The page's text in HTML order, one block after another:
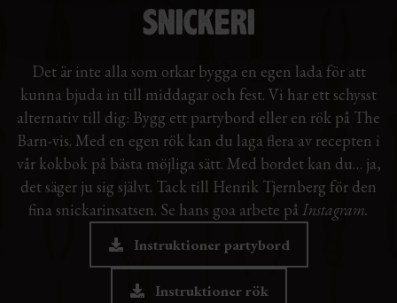
SNICKERI
Det är inte alla som orkar bygga en egen lada för att
kunna bjuda in till middagar och fest. Vi har ett schysst
alternativ till dig: Bygg ett partybord eller en rök på The
Barn-vis. Med en egen rök kan du laga flera av recepten i
vår kokbok på bästa möjliga sätt. Med bordet kan du… ja,
det säger ju sig självt. Tack till Henrik Tjernberg för den
fina snickarinsatsen. Se hans goa arbete på Instagram.
Instruktioner partybord
Instruktioner rök